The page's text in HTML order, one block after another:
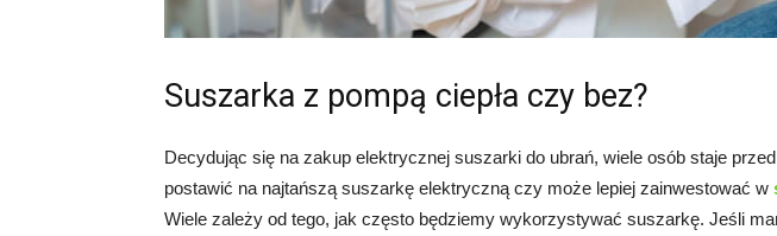
Suszarka z pompą ciepła czy bez?
Decydując się na zakup elektrycznej suszarki do ubrań, wiele osób staje
postawić na najtańszą suszarkę elektryczną czy może lepiej zainwestować w
Wiele zależy od tego, jak często będziemy wykorzystywać suszarkę. Jeśli